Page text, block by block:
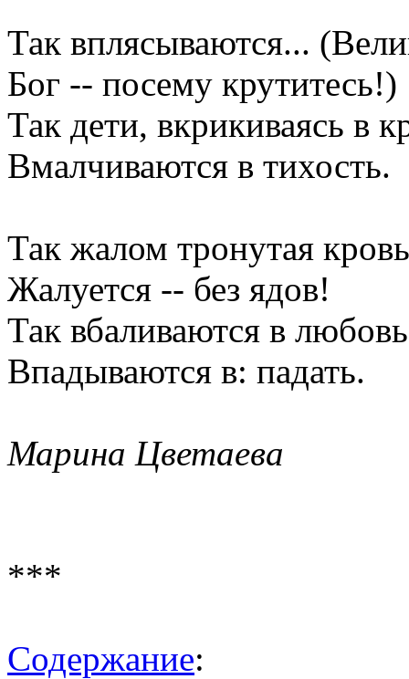
Так вплясываются...
Бог -- посему крутитесь!)
Так дети, вкрикиваясь в
Вмалчиваются в тихость.
Так жалом тронутая кровь
Жалуется -- без ядов!
Так вбаливаются в
Впадываются в: падать.
Марина Цветаева
***
Содержание: